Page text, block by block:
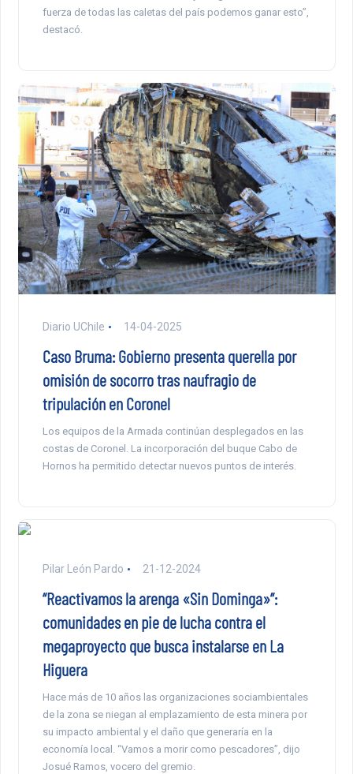
fuerza de todas las caletas del país podemos ganar esto”,
destacó.
Diario UChile 14-04-2025
Caso Bruma: Gobierno presenta querella por
omisión de socorro tras naufragio de
tripulación en Coronel
Los equipos de la Armada continúan desplegados en las
costas de Coronel. La incorporación del buque Cabo de
Hornos ha permitido detectar nuevos puntos de interés.
Pilar León Pardo 21-12-2024
“Reactivamos la arenga «Sin Dominga»”:
comunidades en pie de lucha contra el
megaproyecto que busca instalarse en La
Higuera
Hace más de 10 años las organizaciones sociambientales
de la zona se niegan al emplazamiento de esta minera por
su impacto ambiental y el daño que generaría en la
economía local. “Vamos a morir como pescadores”, dijo
Josué Ramos, vocero del gremio.